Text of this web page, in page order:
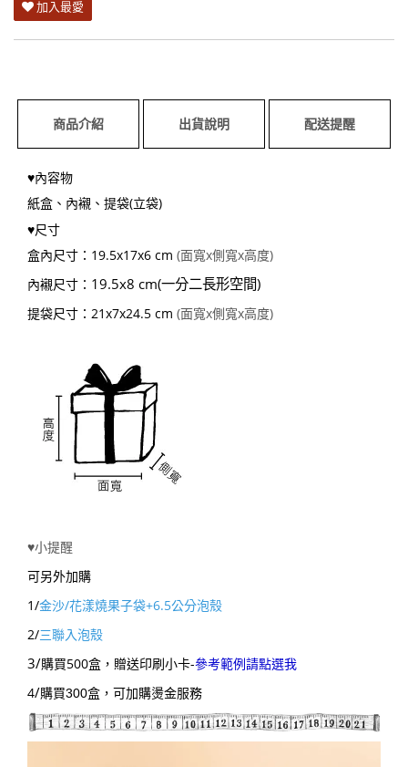
加入最愛
商品介紹 出貨說明 配送提醒
♥內容物
紙盒、內襯、提袋(立袋)
♥尺寸
盒內尺寸：19.5x17x6 cm (面寬x側寬x高度)
內襯尺寸： 19.5x8 cm(一分二長形空間)
提袋尺寸：21x7x24.5 cm (面寬x側寬x高度)
♥小提醒
可另外加購
1/金沙/花漾燒果子袋+6.5公分泡殼
2/三聯入泡殼
3/購買500盒，贈送印刷小卡-參考範例請點選我
4/購買300盒，可加購燙金服務